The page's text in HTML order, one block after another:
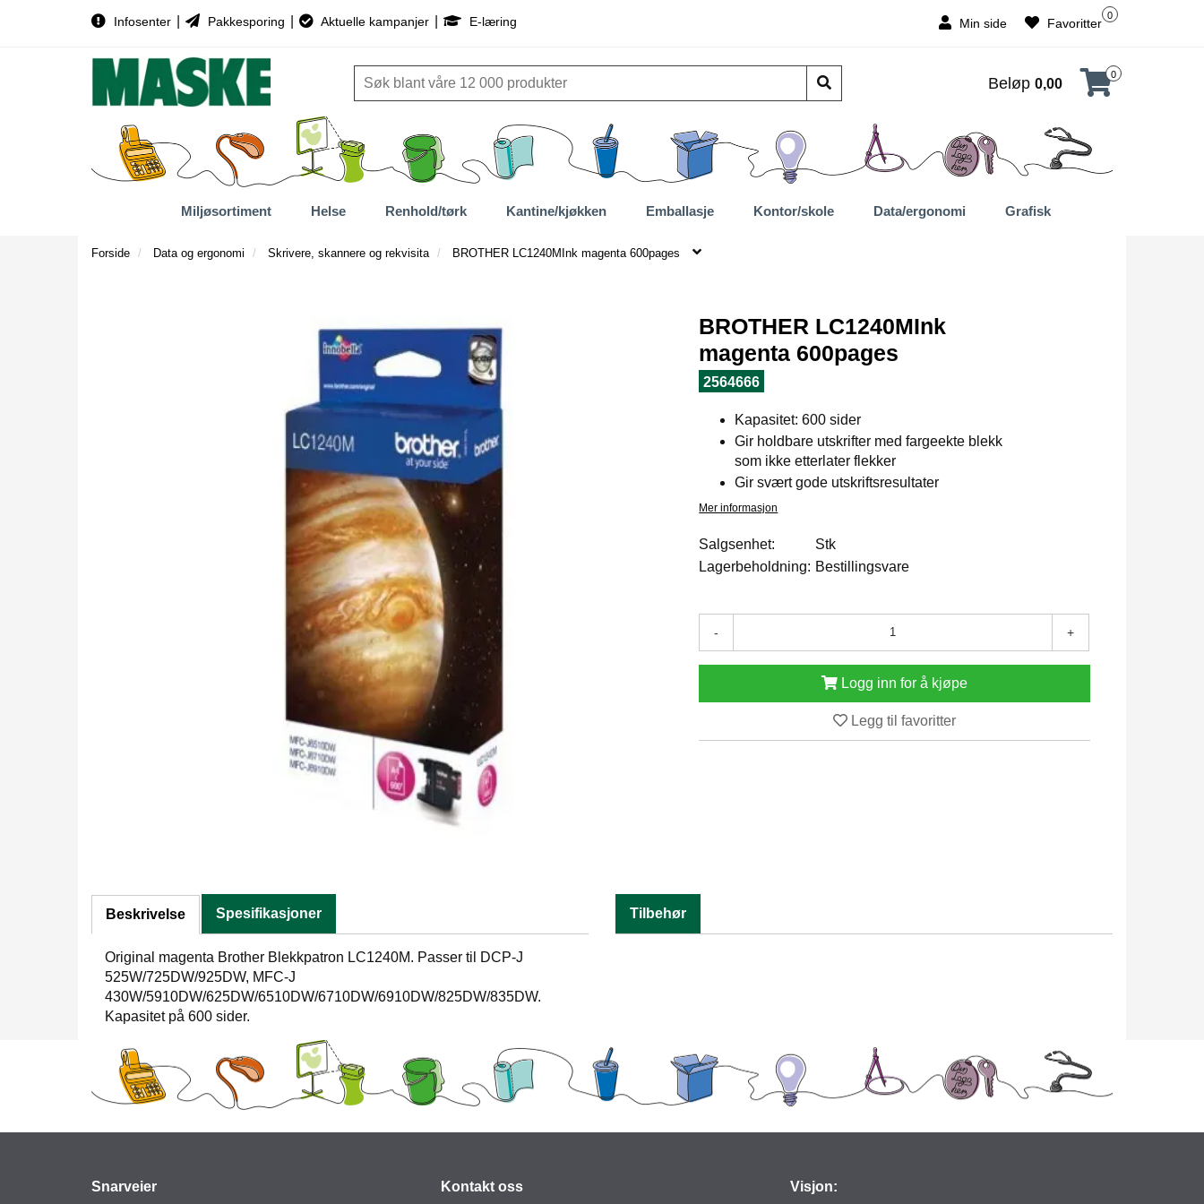
Infosenter Pakkesporing Aktuelle kampanjer E-læring Min side
0
Favoritter
Beløp 0,00
0
Miljøsortiment Helse Renhold/tørk Kantine/kjøkken Emballasje Kontor/skole Data/ergonomi Grafisk
Forside Data og ergonomi Skrivere, skannere og rekvisita BROTHER LC1240MInk magenta 600pages
BROTHER LC1240MInk
magenta 600pages
2564666
Kapasitet: 600 sider
Gir holdbare utskrifter med fargeekte blekk
som ikke etterlater flekker
Gir svært gode utskriftsresultater
Mer informasjon
Salgsenhet:
Stk
Lagerbeholdning: Bestillingsvare
- +
Logg inn for å kjøpe
Legg til favoritter
Beskrivelse Spesifikasjoner
Original magenta Brother Blekkpatron LC1240M. Passer til DCP-J
525W/725DW/925DW, MFC-J
430W/5910DW/625DW/6510DW/6710DW/6910DW/825DW/835DW.
Kapasitet på 600 sider.
Tilbehør
Snarveier Kontakt oss Visjon: